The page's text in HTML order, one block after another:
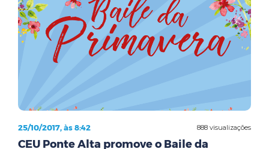
888 visualizações
25/10/2017, às 8:42
CEU Ponte Alta promove o Baile da